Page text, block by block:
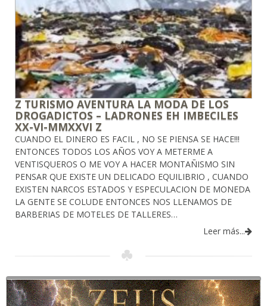
❅
❅
❅
Z TURISMO AVENTURA LA MODA DE LOS
DROGADICTOS – LADRONES EH IMBECILES
XX-VI-MMXXVI Z
CUANDO EL DINERO ES FACIL , NO SE PIENSA SE HACE!!!
ENTONCES TODOS LOS AÑOS VOY A METERME A
VENTISQUEROS O ME VOY A HACER MONTAÑISMO SIN
PENSAR QUE EXISTE UN DELICADO EQUILIBRIO , CUANDO
EXISTEN NARCOS ESTADOS Y ESPECULACION DE MONEDA
LA GENTE SE COLUDE ENTONCES NOS LLENAMOS DE
BARBERIAS DE MOTELES DE TALLERES…
Leer más...